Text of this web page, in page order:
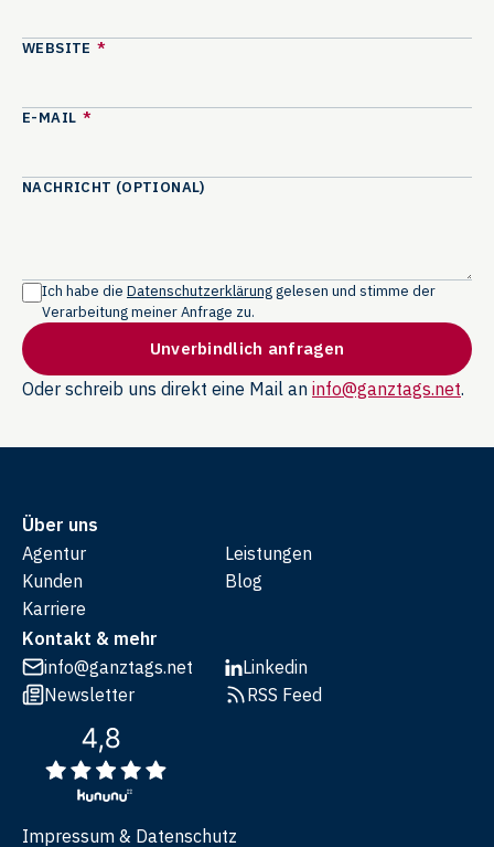
WEBSITE *
E-MAIL *
NACHRICHT (OPTIONAL)
Ich habe die Datenschutzerklärunggelesen und stimme der
Verarbeitung meiner Anfrage zu.
Unverbindlich anfragen
Oder schreib uns direkt eine Mail an info@ganztags.net.
Über uns
Agentur
Leistungen
Kunden
Blog
Karriere
Kontakt & mehr
info@ganztags.net
Linkedin
Newsletter
RSS Feed
Impressum & Datenschutz